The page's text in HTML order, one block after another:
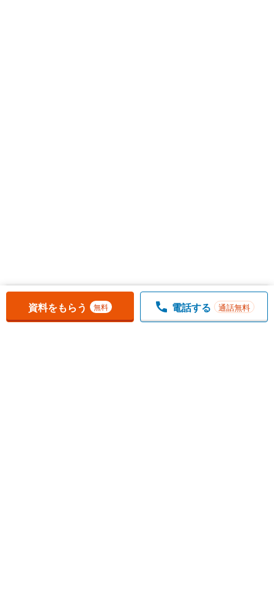
お気に入りに追加しました。 一覧を開く
資料をもらう 無料 電話する 通話無料